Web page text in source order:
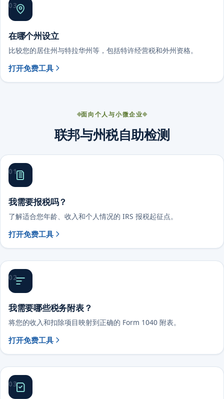
03
在哪个州设立
比较您的居住州与特拉华州等，包括特许经营税和外州资格。
打开免费工具
面向个人与小微企业
联邦与州税自助检测
01
我需要报税吗？
了解适合您年龄、收入和个人情况的 IRS 报税起征点。
打开免费工具
02
我需要哪些税务附表？
将您的收入和扣除项目映射到正确的 Form 1040 附表。
打开免费工具
03